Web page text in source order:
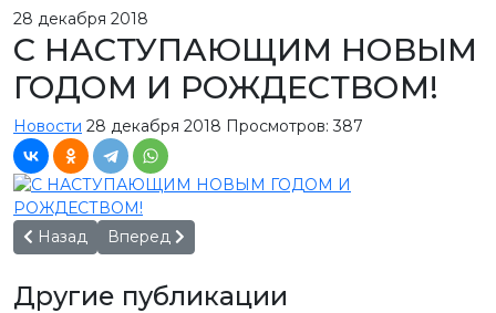
28 декабря 2018
С НАСТУПАЮЩИМ НОВЫМ
ГОДОМ И РОЖДЕСТВОМ!
Новости 28 декабря 2018 Просмотров: 387
Предыдущий: #adelechallenge от "Северного Молока" и
Назад Следующий: Партнёр X ЮБИЛЕЙНОЙ
Вперед
Другие публикации